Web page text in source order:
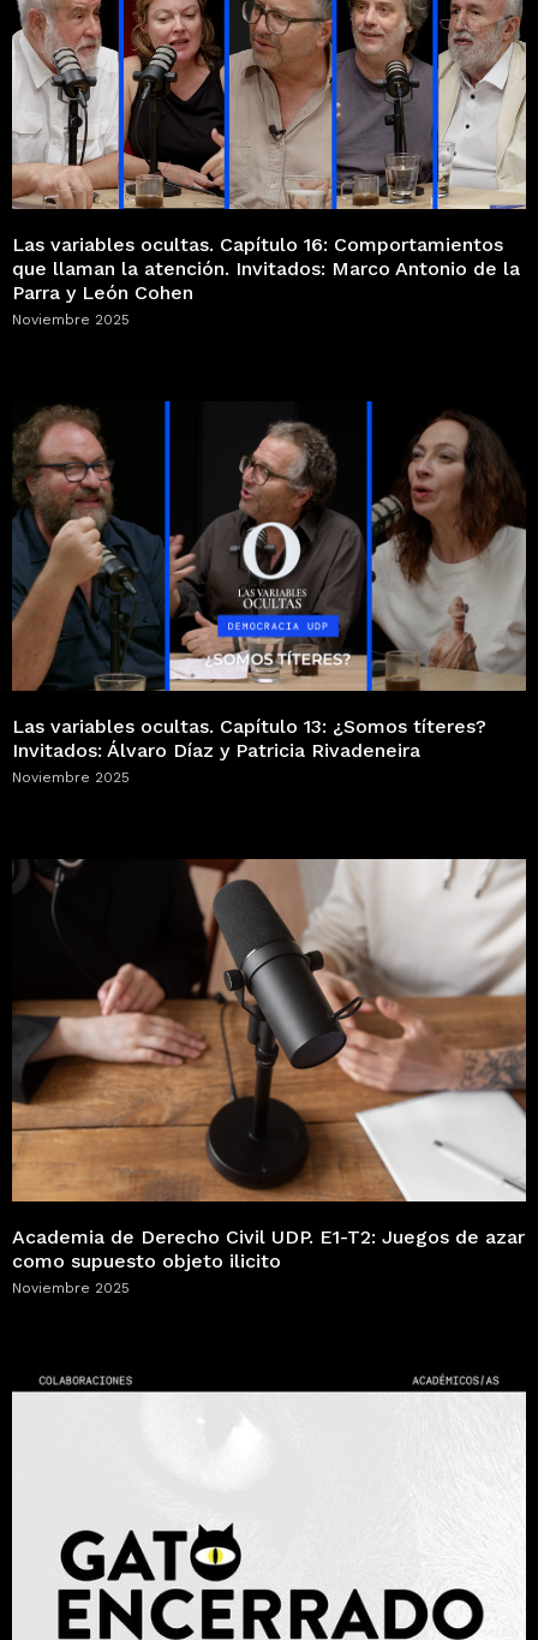
Las variables ocultas. Capítulo 16: Comportamientos
que llaman la atención. Invitados: Marco Antonio de la
Parra y León Cohen
Noviembre 2025
Las variables ocultas. Capítulo 13: ¿Somos títeres?
Invitados: Álvaro Díaz y Patricia Rivadeneira
Noviembre 2025
Academia de Derecho Civil UDP. E1-T2: Juegos de azar
como supuesto objeto ilicito
Noviembre 2025